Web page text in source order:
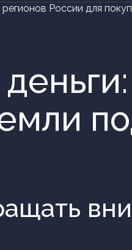
России для